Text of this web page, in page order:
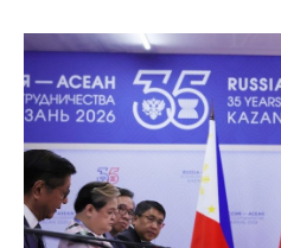
ВУЗЫ ТАТАРСТАНА
КОМУ ПРИНАДЛЕЖАТ
ТОРГОВЫЕ ЦЕНТРЫ
ТАТАРСТАНА
БАНКИ
БЮДЖЕТ
ИНВЕСТИЦИИ
АГРОПРОМ
МАШИНОСТРОЕНИЕ
НЕФТЕХИМИЯ
НЕФТЬ
НОВОСТИ
АВТО
НОВОСТИ АВТО
БИЗНЕС
НОВОСТИ БИЗНЕСА
РОЗНИЧНАЯ ТОРГОВЛЯ
ТЕХНОЛОГИИ
НОВОСТИ ТЕХНОЛОГИЙ
МЕРОПРИЯТИЯ